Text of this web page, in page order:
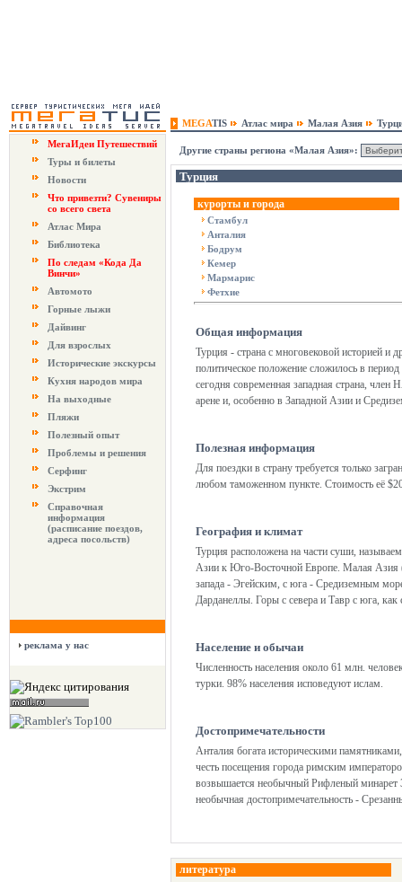
MEGATIS Атлас мира Малая Азия
МегаИдеи Путешествий
Туры и билеты
Новости
Что привезти? Сувениры
со всего света
Атлас Мира
Библиотека
По следам «Кода Да
Винчи»
Автомото
Горные лыжи
Дайвинг
Для взрослых
Исторические экскурсы
Кухня народов мира
На выходные
Пляжи
Полезный опыт
Проблемы и решения
Серфинг
Экстрим
Справочная
информация
(расписание поездов,
адреса посольств)
реклама у нас
Другие страны региона «Малая Азия»:
Турция
курорты и города
Стамбул
Анталия
Бодрум
Кемер
Мармарис
Фетхие
Общая информация
Турция - страна с многовековой историей и
политическое положение сложилось в
сегодня современная западная страна,
арене и, особенно в Западной Азии и
Полезная информация
Для поездки в страну требуется только
любом таможенном пункте. Стоимость её
География и климат
Турция расположена на части суши,
Азии к Юго-Восточной Европе. Малая Азия
запада - Эгейским, с юга - Средиземным
Дарданеллы. Горы с севера и Тавр с юга,
Население и обычаи
Численность населения около 61 млн.
турки. 98% населения исповедуют ислам.
Достопримечательности
Анталия богата историческими
честь посещения города римским
возвышается необычный Рифленый минарет
необычная достопримечательность -
литература